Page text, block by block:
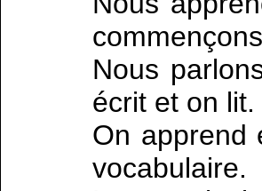
Nous
écrit et on
On apprend
vocabulaire.